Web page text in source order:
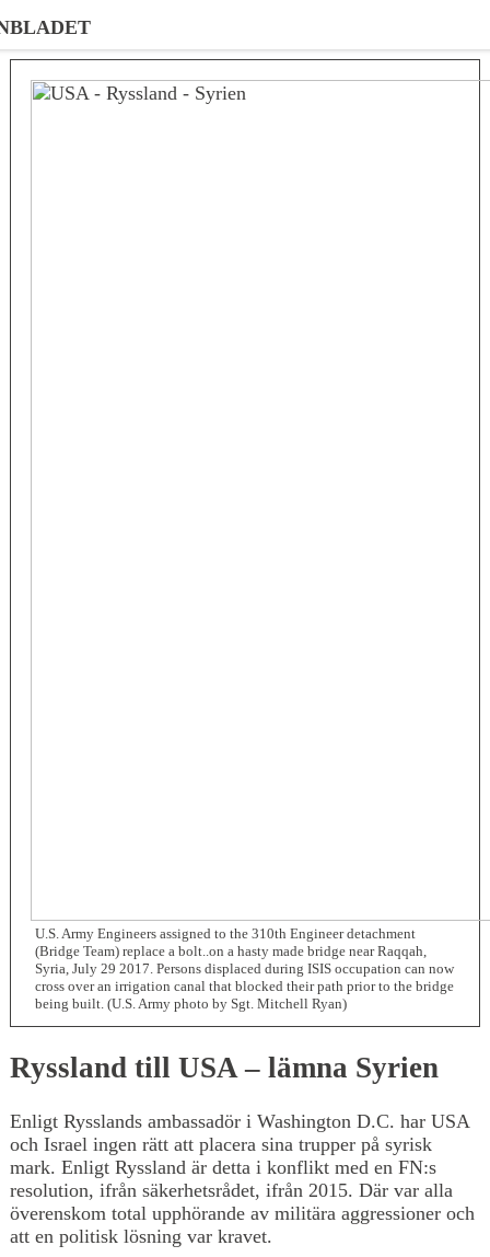
U.S. Army Engineers assigned to the 310th Engineer detachment
(Bridge Team) replace a bolt..on a hasty made bridge near Raqqah,
Syria, July 29 2017. Persons displaced during ISIS occupation can now
cross over an irrigation canal that blocked their path prior to the bridge
being built. (U.S. Army photo by Sgt. Mitchell Ryan)
Ryssland till USA – lämna Syrien
Enligt Rysslands ambassadör i Washington D.C. har USA
och Israel ingen rätt att placera sina trupper på syrisk
mark. Enligt Ryssland är detta i konflikt med en FN:s
resolution, ifrån säkerhetsrådet, ifrån 2015. Där var alla
överenskom total upphörande av militära aggressioner och
att en politisk lösning var kravet.